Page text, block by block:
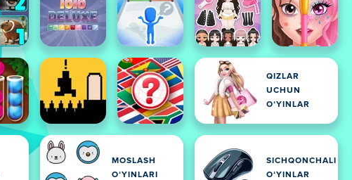
QIZLAR
UCHUN
OʻYINLAR
MOSLASH
OʻYINLARI
SICHQONCHALI
OʻYINLAR